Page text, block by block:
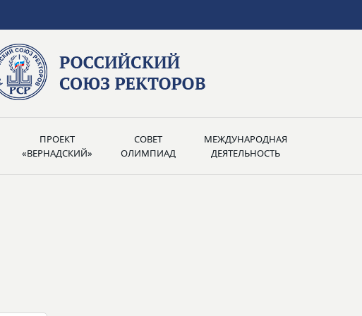
ПРОЕКТ
«ВЕРНАДСКИЙ»
СОВЕТ
ОЛИМПИАД
МЕЖДУНАРОДНАЯ
ДЕЯТЕЛЬНОСТЬ